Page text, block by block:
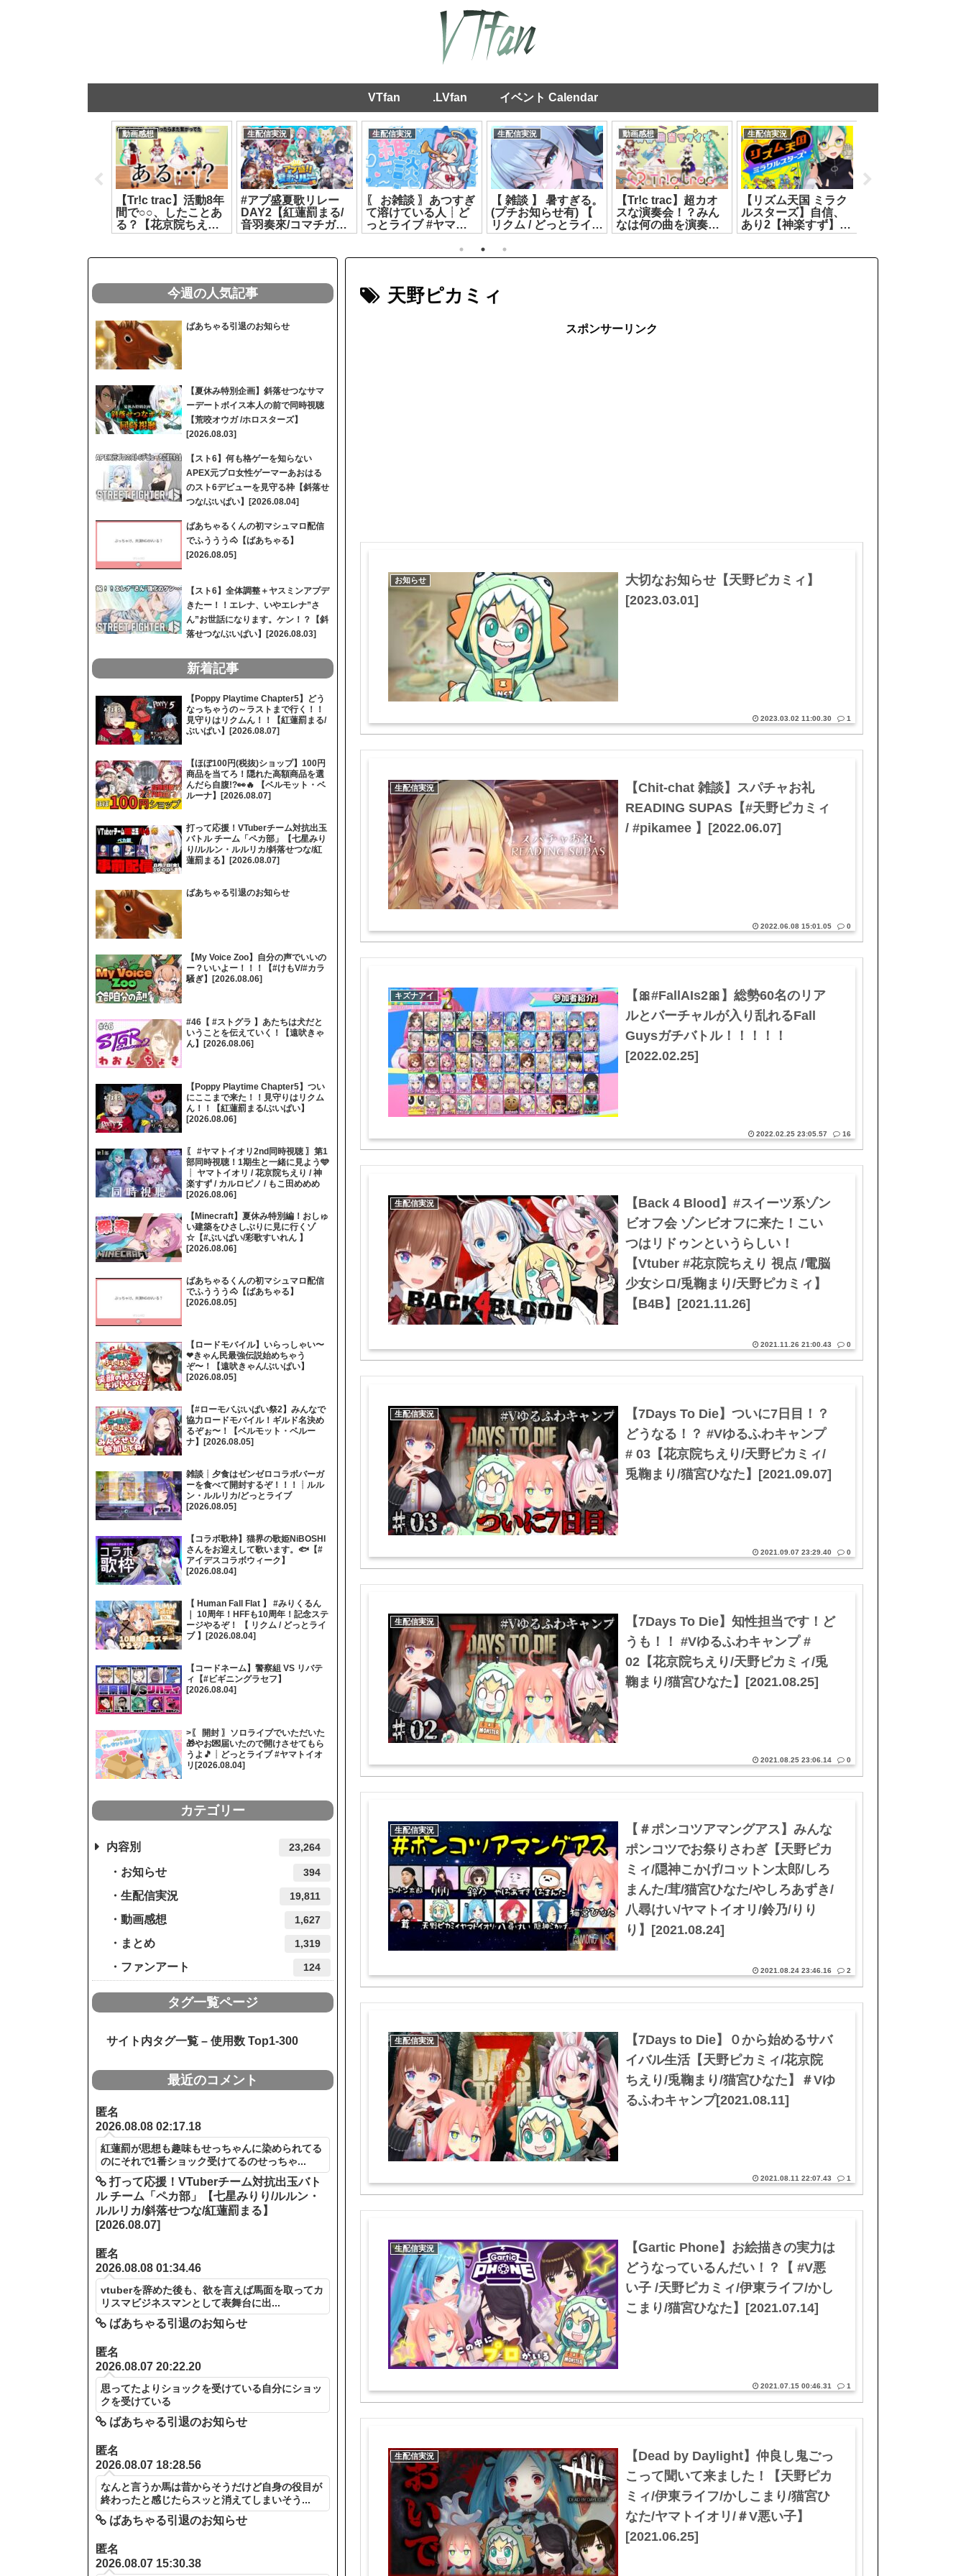
VTfan .LVfan イベント Calendar
動画感想
【Tr!c trac】活動8年
間で○○、したことあ
る？【花京院ちえり/
神楽すず/カルロピノ/
[2026.08.01]
生配信実況
#アプ盛夏歌リレー
DAY2【紅蓮罰まる/
音羽奏來/コマチガブ/
よしか⁂/乙夏れい/神
生配信実況
〖 お雑談 〗あつすぎ
て溶けている人┊ど
っとライブ #ヤマト
イオリ[2026.07.23]
生配信実況
【 雑談 】 暑すぎる。
(プチお知らせ有) 【
リクム / どっとライブ
】[2026.07.14]
動画感想
【Tr!c trac】超カオ
スな演奏会！？みん
なは何の曲を演奏し
てるかわかるかな？
すず/カルロピノ/ヤマ
生配信実況
【リズム天国 ミラク
ルスターズ】自信、
あり2【神楽すず】
[2026.07.10]
天野ピカミィ
スポンサーリンク
お知らせ
大切なお知らせ【天野ピカミィ】
[2023.03.01]
2023.03.02 11:00.30 1
生配信実況
【Chit-chat 雑談】スパチャお礼
READING SUPAS【#天野ピカミィ
/ #pikamee 】[2022.06.07]
2022.06.08 15:01.05 0
キズナアイ
【🎀#FallAIs2🎀】総勢60名のリア
ルとバーチャルが入り乱れるFall
Guysガチバトル！！！！！
[2022.02.25]
2022.02.25 23:05.57 16
生配信実況
【Back 4 Blood】#スイーツ系ゾン
ビオフ会 ゾンビオフに来た！こい
つはリドゥンというらしい！
【Vtuber #花京院ちえり 視点 /電脳
少女シロ/兎鞠まり/天野ピカミィ】
【B4B】[2021.11.26]
2021.11.26 21:00.43 0
生配信実況
【7Days To Die】ついに7日目！？
どうなる！？ #Vゆるふわキャンプ
# 03【花京院ちえり/天野ピカミィ/
兎鞠まり/猫宮ひなた】[2021.09.07]
2021.09.07 23:29.40 0
生配信実況
【7Days To Die】知性担当です！ど
うも！！ #Vゆるふわキャンプ #
02【花京院ちえり/天野ピカミィ/兎
鞠まり/猫宮ひなた】[2021.08.25]
2021.08.25 23:06.14 0
生配信実況
【＃ポンコツアマングアス】みんな
ポンコツでお祭りさわぎ【天野ピカ
ミィ/隠神こかげ/コットン太郎/しろ
まんた/茸/猫宮ひなた/やしろあずき/
八尋けい/ヤマトイオリ/鈴乃/りり
り】[2021.08.24]
2021.08.24 23:46.16 2
生配信実況
【7Days to Die】０から始めるサバ
イバル生活【天野ピカミィ/花京院
ちえり/兎鞠まり/猫宮ひなた】＃Vゆ
るふわキャンプ[2021.08.11]
2021.08.11 22:07.43 1
生配信実況
【Gartic Phone】お絵描きの実力は
どうなっているんだい！？【 #V悪
い子 /天野ピカミィ/伊東ライフ/かし
こまり/猫宮ひなた】[2021.07.14]
2021.07.15 00:46.31 1
生配信実況
【Dead by Daylight】仲良し鬼ごっ
こって聞いて来ました！【天野ピカ
ミィ/伊東ライフ/かしこまり/猫宮ひ
なた/ヤマトイオリ/＃V悪い子】
[2021.06.25]
今週の人気記事
ばあちゃる引退のお知らせ
【夏休み特別企画】斜落せつなサマ
ーデートボイス本人の前で同時視聴
【荒咬オウガ /ホロスターズ】
[2026.08.03]
【スト6】何も格ゲーを知らない
APEX元プロ女性ゲーマーあおはる
のスト6デビューを見守る枠【斜落せ
つな/ぶいぱい】[2026.08.04]
ばあちゃるくんの初マシュマロ配信
でふううう🐴【ばあちゃる】
[2026.08.05]
【スト6】全体調整＋ヤスミンアプデ
きたー！！エレナ、いやエレナ”さ
ん”お世話になります。ケン！？【斜
落せつな/ぶいぱい】[2026.08.03]
新着記事
【Poppy Playtime Chapter5】どう
なっちゃうの～ラストまで行く！！
見守りはリクムん！！【紅蓮罰まる/
ぶいぱい】[2026.08.07]
【ほぼ100円(税抜)ショップ】100円
商品を当てろ！隠れた高額商品を選
んだら自腹!?👀🔥 【ベルモット・ベ
ルーナ】[2026.08.07]
打って応援！VTuberチーム対抗出玉
バトル チーム「ペカ部」【七星みり
り/ルルン・ルルリカ/斜落せつな/紅
蓮罰まる】[2026.08.07]
ばあちゃる引退のお知らせ
【My Voice Zoo】自分の声でいいの
ー？いいよー！！！【#けもV/#カラ
騒ぎ】[2026.08.06]
#46【 #ストグラ 】あたちは犬だと
いうことを伝えていく！【遠吠きゃ
ん】[2026.08.06]
【Poppy Playtime Chapter5】つい
にここまで来た！！見守りはリクム
ん！！【紅蓮罰まる/ぶいぱい】
[2026.08.06]
〖 #ヤマトイオリ2nd同時視聴 〗第1
部同時視聴！1期生と一緒に見よう🩵
┊ ヤマトイオリ / 花京院ちえり / 神
楽すず / カルロピノ / もこ田めめめ
[2026.08.06]
【Minecraft】夏休み特別編！おしゅ
い建築をひさしぶりに見に行くゾ
☆【#ぶいぱい/彩歌すいれん 】
[2026.08.06]
ばあちゃるくんの初マシュマロ配信
でふううう🐴【ばあちゃる】
[2026.08.05]
【ロードモバイル】いらっしゃい〜
❤きゃん民最強伝説始めちゃう
ぞ〜！【遠吠きゃん/ぶいぱい】
[2026.08.05]
【#ローモバぶいぱい祭2】みんなで
協力ロードモバイル！ギルド名決め
るぞぉ〜！【ベルモット・ベルー
ナ】[2026.08.05]
雑談┊夕食はゼンゼロコラボバーガ
ーを食べて開封するぞ！！！┊ルル
ン・ルルリカ/どっとライブ
[2026.08.05]
【コラボ歌枠】猫界の歌姫NiBOSHI
さんをお迎えして歌います。🐟【#
アイデスコラボウィーク】
[2026.08.04]
【 Human Fall Flat 】 #みりくるん
｜ 10周年！HFFも10周年！記念ステ
ージやるぞ！ 【 リクム / どっとライ
ブ 】[2026.08.04]
【コードネーム】警察組 VS リバテ
ィ【#ビギニングラセフ】
[2026.08.04]
>〖 開封 〗ソロライブでいただいた
🎁やお💌届いたので開けさせてもら
うよ🎵┊どっとライブ #ヤマトイオ
リ[2026.08.04]
カテゴリー
内容別 23,264
お知らせ 394
生配信実況 19,811
動画感想 1,627
まとめ 1,319
ファンアート 124
タグ一覧ページ
サイト内タグ一覧 – 使用数 Top1-300
最近のコメント
匿名
2026.08.08 02:17.18
紅蓮罰が思想も趣味もせっちゃんに染められてる
のにそれで1番ショック受けてるのせっちゃ...
打って応援！VTuberチーム対抗出玉バト
ル チーム「ペカ部」【七星みりり/ルルン・
ルルリカ/斜落せつな/紅蓮罰まる】
[2026.08.07]
匿名
2026.08.08 01:34.46
vtuberを辞めた後も、欲を言えば馬面を取ってカ
リスマビジネスマンとして表舞台に出...
ばあちゃる引退のお知らせ
匿名
2026.08.07 20:22.20
思ってたよりショックを受けている自分にショッ
クを受けている
ばあちゃる引退のお知らせ
匿名
2026.08.07 18:28.56
なんと言うか馬は昔からそうだけど自身の役目が
終わったと感じたらスッと消えてしまいそう...
ばあちゃる引退のお知らせ
匿名
2026.08.07 15:30.38